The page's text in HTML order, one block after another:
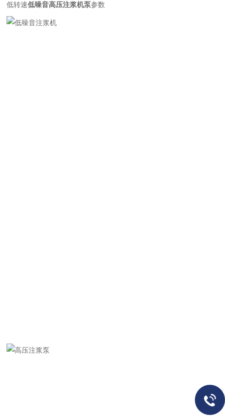
低转速低噪音高压注浆机泵参数